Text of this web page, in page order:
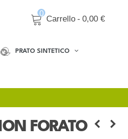
0
Carrello - 0,00 €
PRATO SINTETICO
FORATO